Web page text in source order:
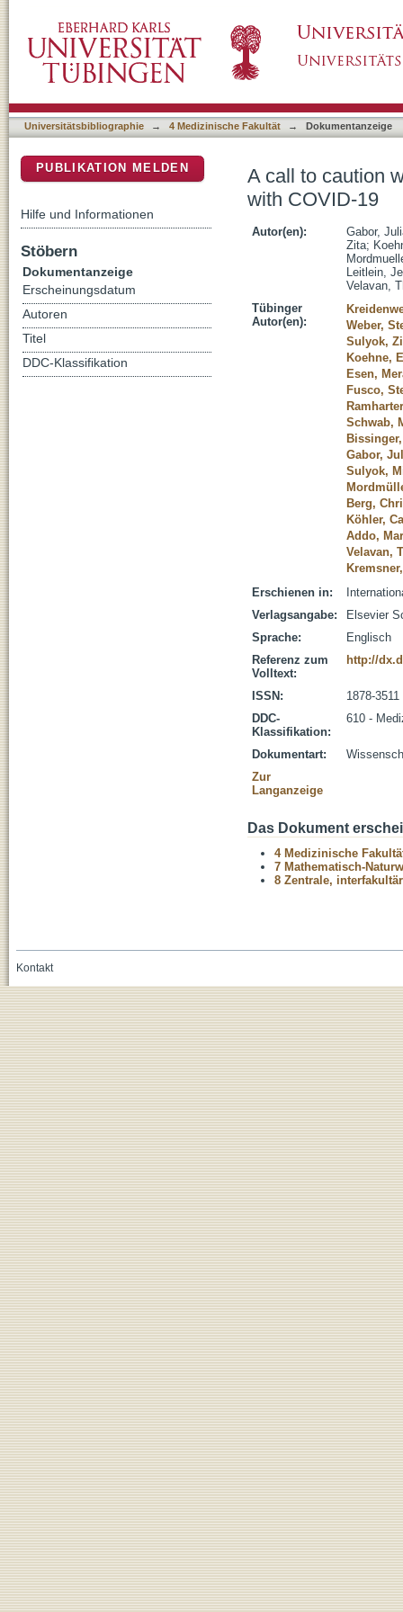
Universitätsbibliographie → 4 Medizinische Fakultät → Dokumentanzeige
A call to caution
with COVID-19
Autor(en):
Gabor,
Zita;
Leitlein,
Velavan,
Tübinger
Autor(en):
Weber,
Sulyok,
Koehne,
Esen,
Fusco,
Schwab,
Gabor,
Sulyok,
Berg,
Köhler,
Addo,
Velavan,
Erschienen in:
Verlagsangabe:
Elsevier
Sprache:
Englisch
Referenz zum
Volltext:
http://
ISSN:
1878-3511
DDC-
Klassifikation:
610 -
Dokumentart:
Zur
Langanzeige
Das Dokument
4 Medizinische
7 Mathematisch-
8 Zentrale,
PUBLIKATION MELDEN
Hilfe und Informationen
Stöbern
Dokumentanzeige
Erscheinungsdatum
Autoren
Titel
DDC-Klassifikation
Kontakt